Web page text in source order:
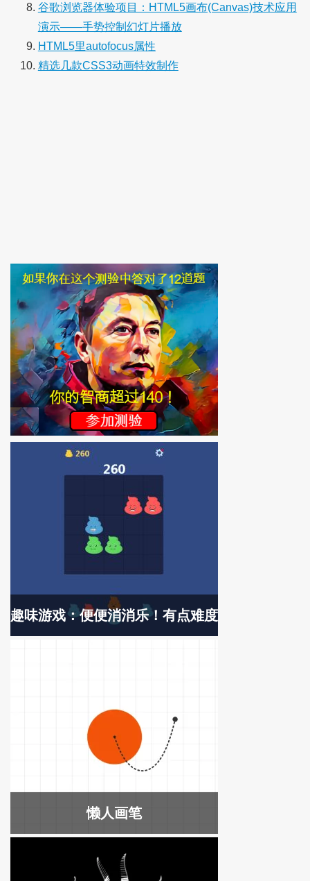
谷歌浏览器体验项目：HTML5画布(Canvas)技术应用
演示——手势控制幻灯片播放
HTML5里autofocus属性
精选几款CSS3动画特效制作
趣味游戏：便便消消乐！有点难度
懒人画笔